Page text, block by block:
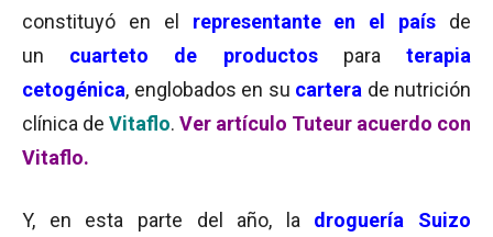
constituyó en el representante en el país
de
un cuarteto de productosparaterapia
cetogénica, englobados en su cartera de nutrición
clínica de Vitaflo. Ver artículo Tuteur acuerdo con
Vitaflo.
Y, en esta parte del año, la droguería Suizo